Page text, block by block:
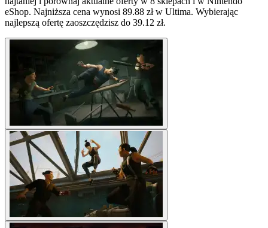
eShop. Najniższa cena wynosi 89.88 zł w Ultima. Wybierając
najlepszą ofertę zaoszczędzisz do 39.12 zł.